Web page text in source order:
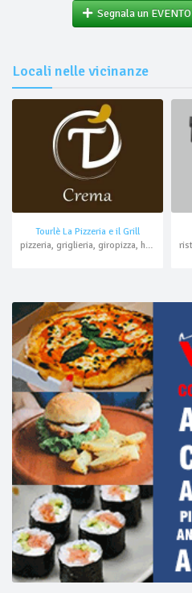
Segnala un EVENTO
Locali nelle vicinanze
Tourlè La Pizzeria e il Grill
pizzeria, griglieria, giropizza, hamburger, pranzo di lavoro, asporto, domicilio